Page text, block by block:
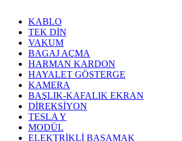
KABLO
TEK DİN
VAKUM
BAGAJ AÇMA
HARMAN KARDON
HAYALET GÖSTERGE
KAMERA
BAŞLIK-KAFALIK EKRAN
DİREKSİYON
TESLA Y
MODÜL
ELEKTRİKLİ BASAMAK